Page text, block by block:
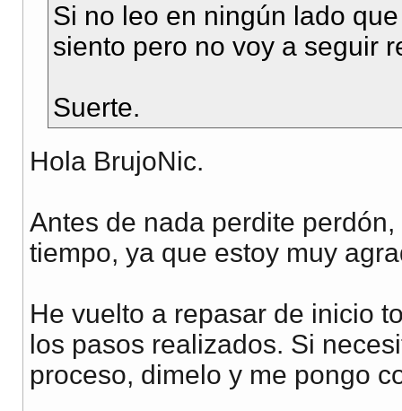
Si no leo en ningún lado
siento pero no voy a seguir
Suerte.
Hola BrujoNic.
Antes de nada perdite
tiempo, ya que estoy muy
He vuelto a repasar de inicio
los pasos realizados. Si
proceso, dimelo y me pongo